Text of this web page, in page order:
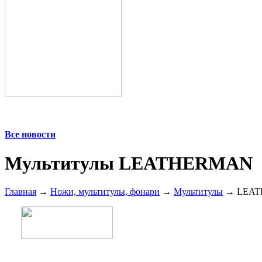
Все новости
Мультитулы LEATHERMAN
Главная → Ножи, мультитулы, фонари → Мультитулы →